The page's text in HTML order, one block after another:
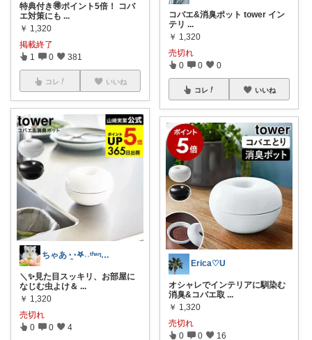
特典付き🉐ポイント5倍！ コバ
エ対策にも ...
￥ 1,320
掲載終了
1 0 381
コレ いいね
ちゃあ◔̯◔‪𖤐˒˒ᵗʱᵃᵑᵏᵧₒᵤ
＼✨見た目スッキリ、お部屋に
なじむ虫よけ＆ ...
￥ 1,320
売切れ
0 0 4
コバエ&消臭ポット tower イン
テリ ...
￥ 1,320
売切れ
0 0 0
コレ いいね
Erica♡U
オシャレでインテリアに馴染む
消臭&コバエ取 ...
￥ 1,320
売切れ
0 0 16